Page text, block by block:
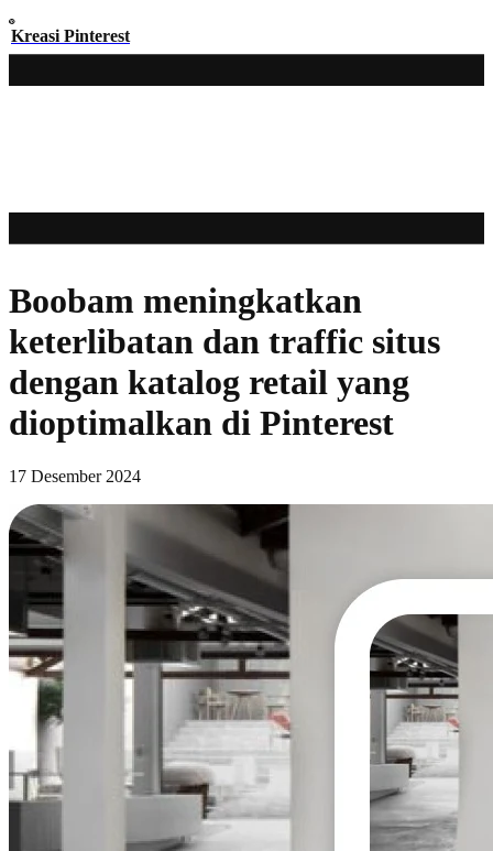
Kreasi Pinterest
Boobam meningkatkan
keterlibatan dan traffic situs
dengan katalog retail yang
dioptimalkan di Pinterest
17 Desember 2024